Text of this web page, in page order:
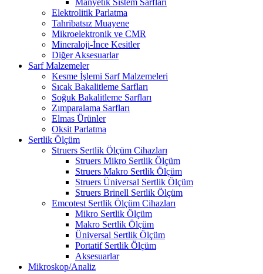
Elektrolitik Parlatma
Tahribatsız Muayene
Mikroelektronik ve CMR
Mineraloji-İnce Kesitler
Diğer Aksesuarlar
Sarf Malzemeler
Kesme İşlemi Sarf Malzemeleri
Sıcak Bakalitleme Sarfları
Soğuk Bakalitleme Sarfları
Zımparalama Sarfları
Elmas Ürünler
Oksit Parlatma
Sertlik Ölçüm
Struers Sertlik Ölçüm Cihazları
Struers Mikro Sertlik Ölçüm
Struers Makro Sertlik Ölçüm
Struers Üniversal Sertlik Ölçüm
Struers Brinell Sertlik Ölçüm
Emcotest Sertlik Ölçüm Cihazları
Mikro Sertlik Ölçüm
Makro Sertlik Ölçüm
Üniversal Sertlik Ölçüm
Portatif Sertlik Ölçüm
Aksesuarlar
Mikroskop/Analiz